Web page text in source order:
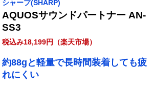
シャープ(SHARP)
AQUOSサウンドパートナー AN-
SS3
税込み18,199円（楽天市場）
約88gと軽量で長時間装着しても疲
れにくい